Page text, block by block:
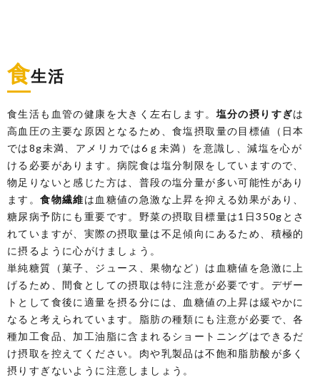
食生活
食生活も血管の健康を大きく左右します。 塩分の摂りすぎは
高血圧の主要な原因となるため、食塩摂取量の目標値（日本
では8g未満、アメリカでは6ｇ未満）を意識し、減塩を心が
ける必要があります。病院食は塩分制限をしていますので、
物足りないと感じた方は、普段の塩分量が多い可能性があり
ます。食物繊維は血糖値の急激な上昇を抑える効果があり、
糖尿病予防にも重要です。野菜の摂取目標量は1日350gとさ
れていますが、実際の摂取量は不足傾向にあるため、積極的
に摂るように心がけましょう。
単純糖質（菓子、ジュース、果物など）は血糖値を急激に上
げるため、間食としての摂取は特に注意が必要です。デザー
トとして食後に適量を摂る分には、血糖値の上昇は緩やかに
なると考えられています。脂肪の種類にも注意が必要で、各
種加工食品、加工油脂に含まれるショートニングはできるだ
け摂取を控えてください。肉や乳製品は不飽和脂肪酸が多く
摂りすぎないように注意しましょう。